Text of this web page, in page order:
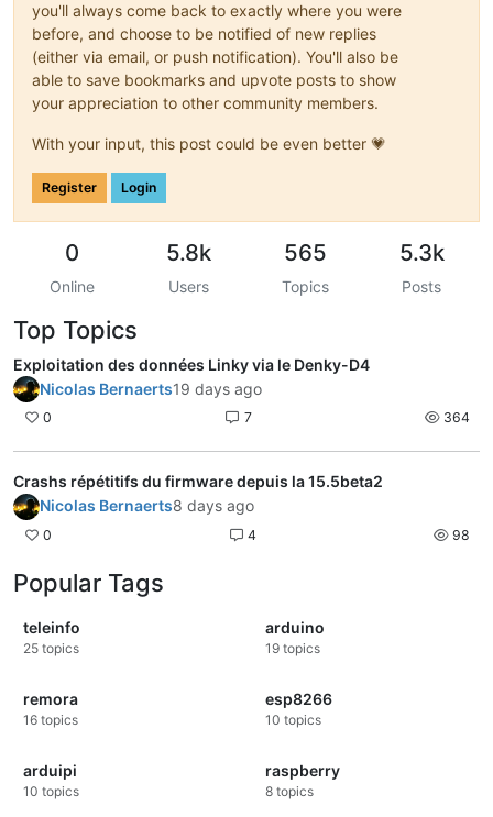
you'll always come back to exactly where you were
before, and choose to be notified of new replies
(either via email, or push notification). You'll also be
able to save bookmarks and upvote posts to show
your appreciation to other community members.
With your input, this post could be even better 💗
Register Login
0
Online
5.8k
Users
565
Topics
5.3k
Posts
Top Topics
Exploitation des données Linky via le Denky-D4
Nicolas Bernaerts19 days ago
0 7 364
Crashs répétitifs du firmware depuis la 15.5beta2
Nicolas Bernaerts8 days ago
0 4 98
Popular Tags
teleinfo
25 topics
arduino
19 topics
remora
16 topics
esp8266
10 topics
arduipi
10 topics
raspberry
8 topics